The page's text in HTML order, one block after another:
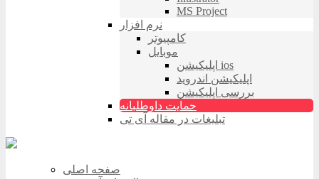
MS Project
نرم افزار
کامپیوتر
موبایل
اپلیکیشن ios
اپلیکیشن اندروید
بررسی اپلیکیشن
حمایت داوطلبانه
تبلیغات در مقاله آی تی
صفحه اصلی